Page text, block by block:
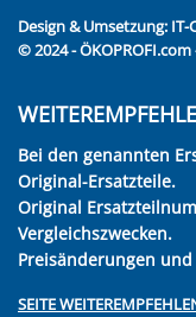
Design & Umsetzung: IT-
© 2024 -
Bei den genannten
Original-Ersatzteile.
Original
Vergleichszwecken.
Preisänderungen
SEITE